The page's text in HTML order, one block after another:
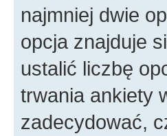
najmniej dwie
opcja znajduje
ustalić liczbę
trwania ankiety
zadecydować,